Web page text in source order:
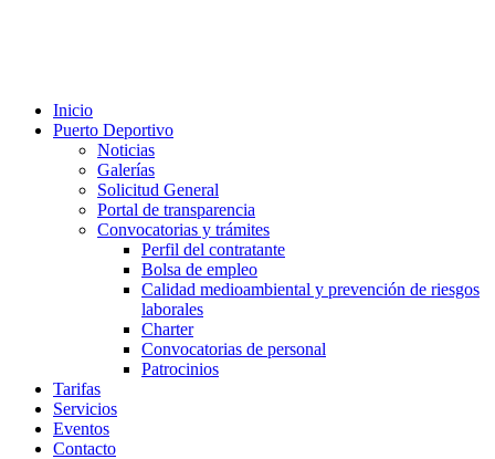
Inicio
Puerto Deportivo
Noticias
Galerías
Solicitud General
Portal de transparencia
Convocatorias y trámites
Perfil del contratante
Bolsa de empleo
Calidad medioambiental y prevención de riesgos
laborales
Charter
Convocatorias de personal
Patrocinios
Tarifas
Servicios
Eventos
Contacto